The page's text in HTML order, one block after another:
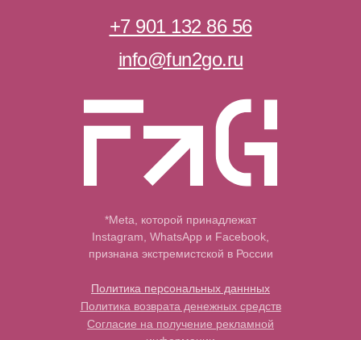
Согласие на получение рекламной
Политика возврата денежных средств
Политика персональных даннных
*Meta, которой принадлежат
Instagram, WhatsApp и Facebook,
признана экстремистской в России
info@fun2go.ru
+7 901 132 86 56